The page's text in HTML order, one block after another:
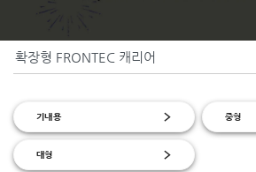
기내용 중형
대형